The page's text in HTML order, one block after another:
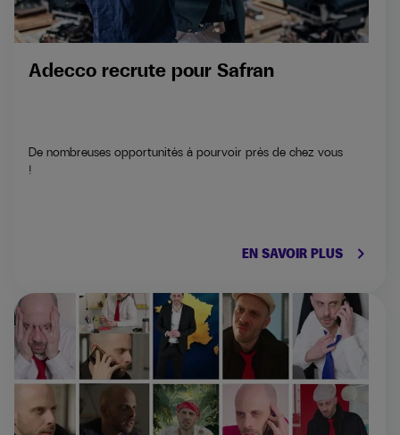
Adecco recrute pour Safran
De nombreuses opportunités à pourvoir près de chez vous
!
EN SAVOIR PLUS keyboard_arrow_right